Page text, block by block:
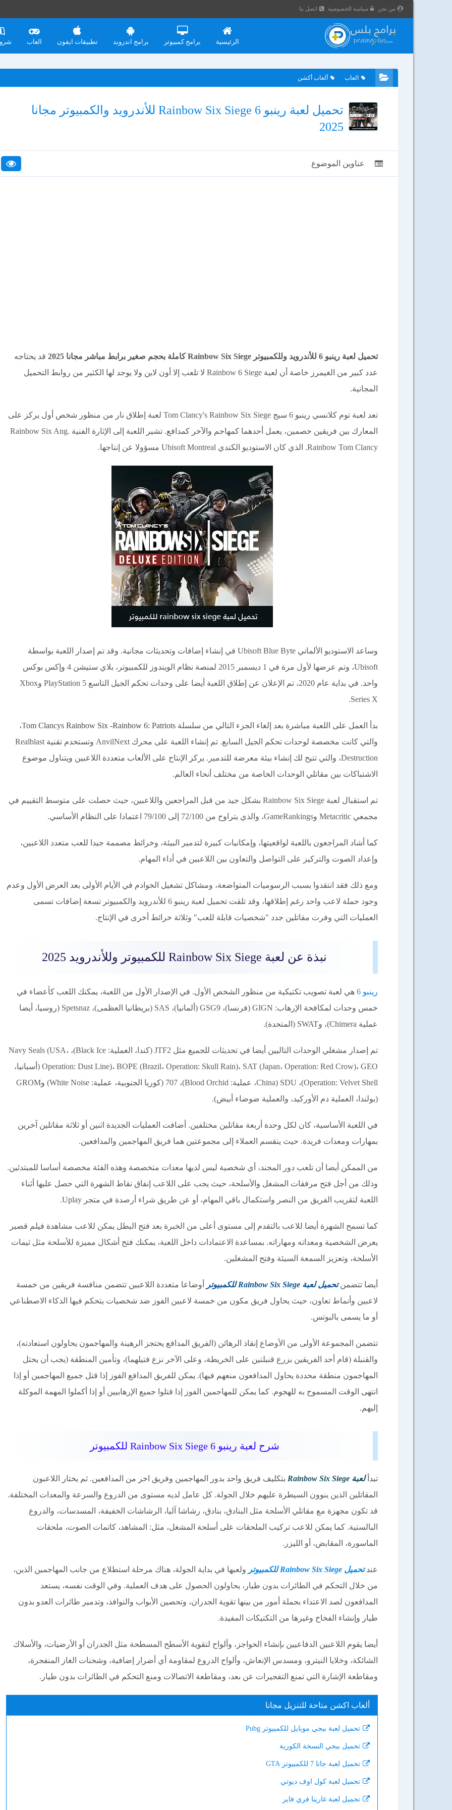
من نحن سياسة الخصوصية اتصل بنا
الرئيسية برامج كمبيوتر برامج اندرويد تطبيقات ايفون العاب
العاب ألعاب أكشن
تحميل لعبة رينبو 6 Rainbow Six Siege للأندرويد والكمبيوتر مجانا
2025
عناوين الموضوع
تحميل لعبة رينبو 6 للأندرويد وللكمبيوتر Rainbow Six Siege كاملة بحجم صغير برابط مباشر مجانا 2025
قد يحتاجه
عدد كبير من الغيمرز خاصة أن لعبة Rainbow 6 Siege لا تلعب إلا أون لاين ولا يوجد لها الكثير من روابط التحميل
المجانية.
تعد لعبة توم كلانسي رينبو 6 سيج Tom Clancy's Rainbow Six Siege لعبة إطلاق نار من منظور شخص أول يركز على
المعارك بين فريقين خصمين، يعمل أحدهما كمهاجم والآخر كمدافع. تشير اللعبة إلى الإثارة الفنية Rainbow Six Ang.
Rainbow Tom Clancy. الذي كان الاستوديو الكندي Ubisoft Montreal مسؤولا عن إنتاجها.
وساعد الاستوديو الألماني Ubisoft Blue Byte في إنشاء إضافات وتحديثات مجانية. وقد تم إصدار اللعبة بواسطة
Ubisoft، وتم عرضها لأول مرة في 1 ديسمبر 2015 لمنصة نظام الويندوز للكمبيوتر، بلاي ستيشن 4 وإكس بوكس
واحد. في بداية عام 2020، تم الإعلان عن إطلاق اللعبة أيضا على وحدات تحكم الجيل التاسع PlayStation 5 وXbox
Series X.
بدأ العمل على اللعبة مباشرة بعد إلغاء الجزء التالي من سلسلة T om Clancys Rainbow Six -Rainbow 6: Patriots ،
والتي كانت مخصصة لوحدات تحكم الجيل السابع. تم إنشاء اللعبة على محرك AnvilNext وتستخدم تقنية Realblast
Destruction، والتي تتيح لك إنشاء بيئة معرضة للتدمير. يركز الإنتاج على الألعاب متعددة اللاعبين ويتناول موضوع
الاشتباكات بين مقاتلي الوحدات الخاصة من مختلف أنحاء العالم.
تم استقبال لعبة Rainbow Six Siege بشكل جيد من قبل المراجعين واللاعبين، حيث حصلت على متوسط التقييم في
مجمعي Metacritic وGameRankings، والذي يتراوح من 72/100 إلى 79/100 اعتمادا على النظام الأساسي.
كما أشاد المراجعون باللعبة لواقعيتها، وإمكانيات كبيرة لتدمير البيئة، وخرائط مصممة جيدا للعب متعدد اللاعبين،
وإعداد الصوت والتركيز على التواصل والتعاون بين اللاعبين في أداء المهام.
ومع ذلك فقد انتقدوا بسبب الرسوميات المتواضعة، ومشاكل تشغيل الخوادم في الأيام الأولى بعد العرض الأول وعدم
وجود حملة لاعب واحد رغم إطلاقها، وقد تلقت تحميل لعبة رينبو 6 للأندرويد والكمبيوتر تسعة إضافات تسمى
العمليات التي وفرت مقاتلين جدد "شخصيات قابلة للعب" وثلاثة خرائط أخرى في الإنتاج.
نبذة عن لعبة Rainbow Six Siege للكمبيوتر وللأندرويد 2025
رينبو 6
هي لعبة تصويب تكتيكية من منظور الشخص الأول. في الإصدار الأول من اللعبة، يمكنك اللعب كأعضاء في
خمس وحدات لمكافحة الإرهاب: GIGN (فرنسا)، GSG9 (ألمانيا)، SAS (بريطانيا العظمى)، Spetsnaz (روسيا، أيضا
عملية Chimera)، وSWAT (المتحدة).
تم إصدار مشغلي الوحدات التاليين أيضا في تحديثات للجميع مثل JTF2 (كندا، العملية: Black Ice)، Navy Seals (USA،
Operation: Dust Line)، BOPE (Brazil، Operation: Skull Rain)، SAT (Japan، Operation: Red Crow)، GEO (أسبانيا،
Operation: Velvet Shell)، SDU (China، عملية: Blood Orchid)، 707 (كوريا الجنوبية، عملية: White Noise) وGROM
(بولندا، العملية دم الأوركيد، والعملية ضوضاء أبيض).
في اللعبة الأساسية، كان لكل وحدة أربعة مقاتلين مختلفين. أضافت العمليات الجديدة اثنين أو ثلاثة مقاتلين آخرين
بمهارات ومعدات فريدة. حيث ينقسم العملاء إلى مجموعتين هما فريق المهاجمين والمدافعين.
من الممكن أيضا أن تلعب دور المجند، أي شخصية ليس لديها معدات متخصصة وهذه الفئة مخصصة أساسا للمبتدئين.
وذلك من أجل فتح مرفقات المشغل والأسلحة، حيث يجب على اللاعب إنفاق نقاط الشهرة التي حصل عليها أثناء
اللعبة لتقريب الفريق من النصر واستكمال باقي المهام، أو عن طريق شراء أرصدة في متجر Uplay.
كما تسمح الشهرة أيضا للاعب بالتقدم إلى مستوى أعلى من الخبرة بعد فتح البطل يمكن للاعب مشاهدة فيلم قصير
يعرض الشخصية ومعداته ومهاراته. بمساعدة الاعتمادات داخل اللعبة، يمكنك فتح أشكال مميزة للأسلحة مثل ثيمات
الأسلحة، وتعزيز السمعة السيئة وفتح المشغلين.
أيضا تتضمنتحميل لعبة Rainbow Six Siege للكمبيوتر
أوضاعا متعددة اللاعبين تتضمن منافسة فريقين من خمسة
لاعبين وأنماط تعاون، حيث يحاول فريق مكون من خمسة لاعبين الفوز ضد شخصيات يتحكم فيها الذكاء الاصطناعي
أو ما يسمى بالبوتس.
تتضمن المجموعة الأولى من الأوضاع إنقاذ الرهائن (الفريق المدافع يحتجز الرهينة والمهاجمون يحاولون استعادته)،
والقنبلة (قام أحد الفريقين بزرع قنبلتين على الخريطة، وعلى الآخر نزع فتيلهما)، وتأمين المنطقة (يجب أن يحتل
المهاجمون منطقة محددة يحاول المدافعون منعهم فيها). يمكن للفريق المدافع الفوز إذا قتل جميع المهاجمين أو إذا
انتهى الوقت المسموح به للهجوم. كما يمكن للمهاجمين الفوز إذا قتلوا جميع الإرهابيين أو إذا أكملوا المهمة الموكلة
إليهم.
شرح لعبة رينبو 6 Rainbow Six Siege للكمبيوتر
تبدألعبة Rainbow Six Siege بتكليف فريق واحد بدور المهاجمين وفريق اخر من المدافعين. ثم يختار اللاعبون
المقاتلين الذين ينوون السيطرة عليهم خلال الجولة. كل عامل لديه مستوى من الدروع والسرعة والمعدات المختلفة.
قد تكون مجهزة مع مقاتلي الأسلحة مثل البنادق، بنادق، رشاشا آليا، الرشاشات الخفيفة، المسدسات، والدروع
البالستية. كما يمكن للاعب تركيب الملحقات على أسلحة المشغل، مثل: المشاهد، كاتمات الصوت، ملحقات
الماسورة، المقابض، أو الليزر.
عند تحميل Rainbow Six Siege للكمبيوتر
ولعبها في بداية الجولة، هناك مرحلة استطلاع من جانب المهاجمين الذين،
من خلال التحكم في الطائرات بدون طيار، يحاولون الحصول على هدف العملية. وفي الوقت نفسه، يستعد
المدافعون لصد الاعتداء بجملة أمور من بينها تقوية الجدران، وتحصين الأبواب والنوافذ، وتدمير طائرات العدو بدون
طيار وإنشاء الفخاخ وغيرها من التكتيكات المفيدة.
أيضا يقوم اللاعبين الدفاعيين بإنشاء الحواجز، وألواح لتقوية الأسطح المسطحة مثل الجدران أو الأرضيات، والأسلاك
الشائكة، وخلايا النيترو، ومسدس الإنعاش، وألواح الدروع لمقاومة أي أضرار إضافية، وشحنات الغاز المنفجرة،
ومقاطعة الإشارة التي تمنع التفجيرات عن بعد، ومقاطعة الاتصالات ومنع التحكم في الطائرات بدون طيار.
ألعاب اكشن متاحة للتنزيل مجانا
تحميل لعبة ببجي موبايل للكمبيوتر Pubg
تحميل ببجي النسخة الكورية
تحميل لعبة جاتا 7 للكمبيوتر GTA
تحميل لعبة كول اوف ديوتي
تحميل لعبة غارينا فري فاير